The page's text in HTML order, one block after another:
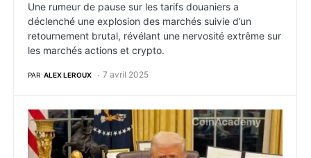
Une rumeur de pause sur les tarifs douaniers a
déclenché une explosion des marchés suivie d’un
retournement brutal, révélant une nervosité extrême sur
les marchés actions et crypto.
PAR ALEX LEROUX 7 avril 2025
Donald Trump reprend la promotion de son